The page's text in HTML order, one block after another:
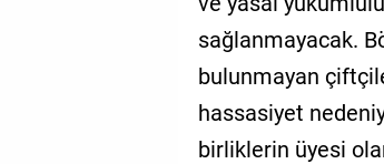
sağlanmayacak.
bulunmayan
hassasiyet
birliklerin üyesi